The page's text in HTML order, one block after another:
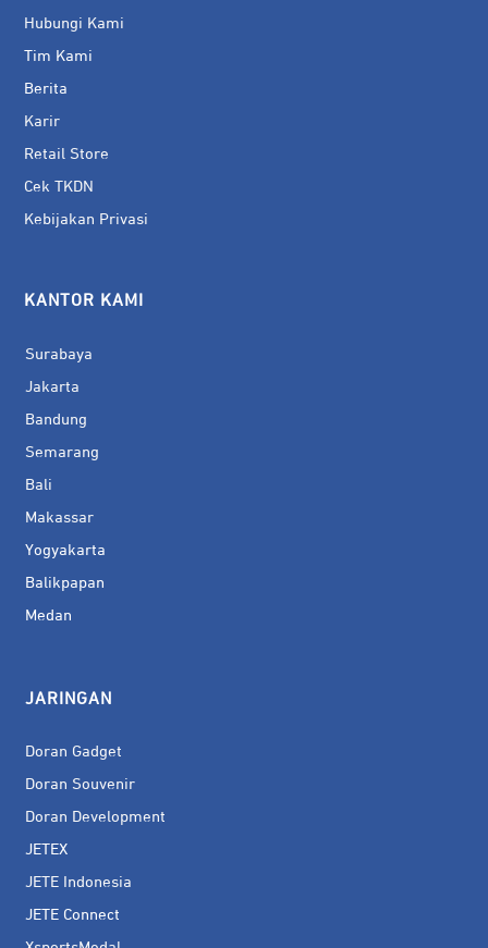
Hubungi Kami
Tim Kami
Berita
Karir
Retail Store
Cek TKDN
Kebijakan Privasi
KANTOR KAMI
Surabaya
Jakarta
Bandung
Semarang
Bali
Makassar
Yogyakarta
Balikpapan
Medan
JARINGAN
Doran Gadget
Doran Souvenir
Doran Development
JETEX
JETE Indonesia
JETE Connect